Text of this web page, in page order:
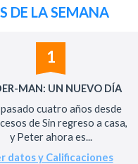
DE LA SEMANA
1
MAN: UN NUEVO DÍA
cuatro años desde
de Sin regreso a casa,
y Peter ahora es...
datos y Calificaciones